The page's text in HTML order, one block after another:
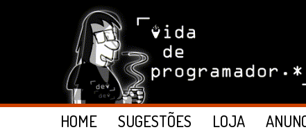
HOME SUGESTÕES LOJA